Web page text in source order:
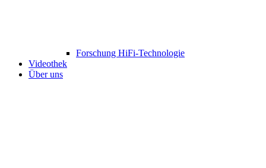
Forschung HiFi-Technologie
Videothek
Über uns